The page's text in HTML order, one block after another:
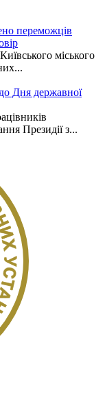
переможців
міського
Дня державної
Президії з...